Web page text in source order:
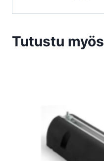
Tutustu myös